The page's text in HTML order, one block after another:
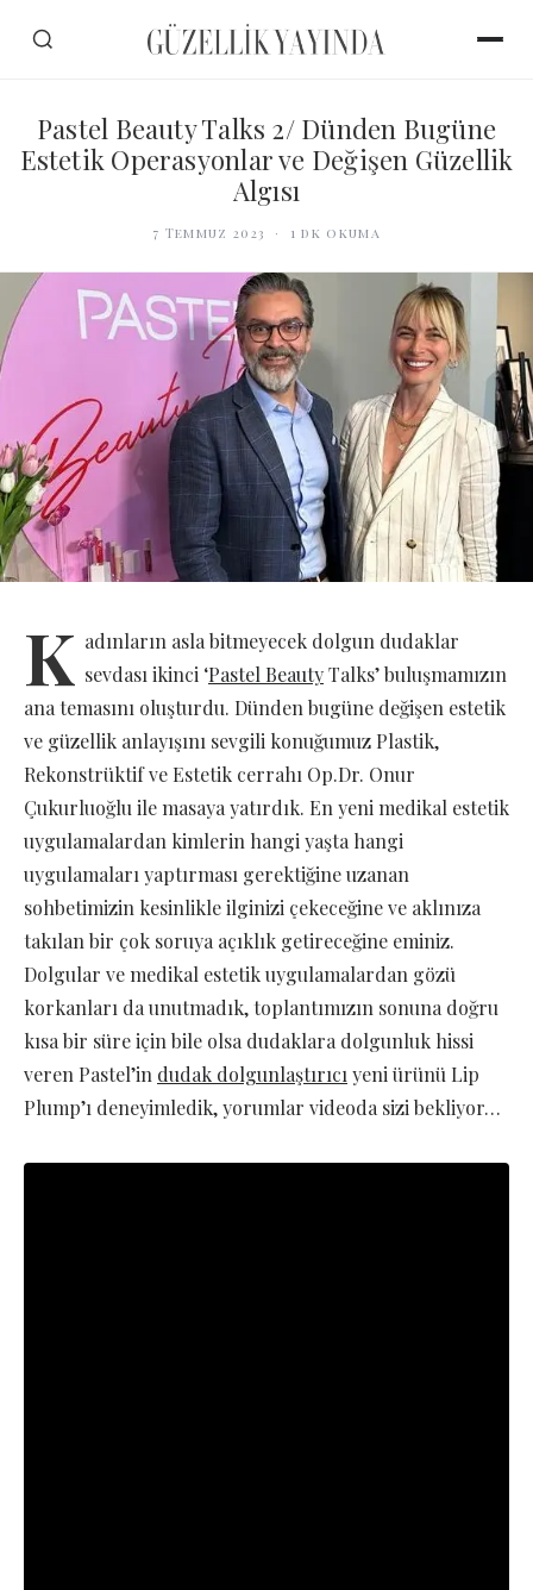
Pastel Beauty Talks 2/ Dünden Bugüne
Estetik Operasyonlar ve Değişen Güzellik
Algısı
7 Temmuz 2023 · 1 dk okuma
K adınların asla bitmeyecek dolgun dudaklar
sevdası ikinci ‘Pastel BeautyTalks’ buluşmamızın
ana temasını oluşturdu. Dünden bugüne değişen estetik
ve güzellik anlayışını sevgili konuğumuz Plastik,
Rekonstrüktif ve Estetik cerrahı Op.Dr. Onur
Çukurluoğlu ile masaya yatırdık. En yeni medikal estetik
uygulamalardan kimlerin hangi yaşta hangi
uygulamaları yaptırması gerektiğine uzanan
sohbetimizin kesinlikle ilginizi çekeceğine ve aklınıza
takılan bir çok soruya açıklık getireceğine eminiz.
Dolgular ve medikal estetik uygulamalardan gözü
korkanları da unutmadık, toplantımızın sonuna doğru
kısa bir süre için bile olsa dudaklara dolgunluk hissi
veren Pastel’in dudak dolgunlaştırıcı yeni ürünü Lip
Plump’ı deneyimledik, yorumlar videoda sizi bekliyor…